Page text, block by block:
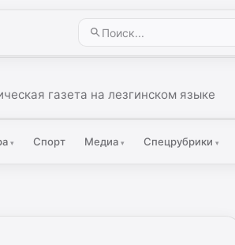
газета на лезгинском языке
▾ Спорт Медиа ▾ Спецрубрики ▾